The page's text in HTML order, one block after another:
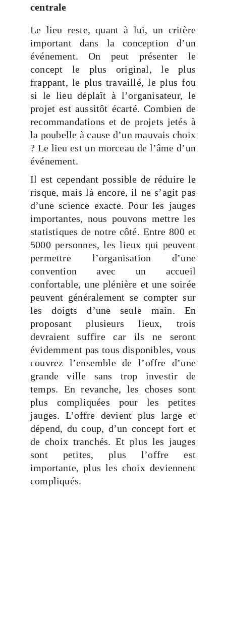
centrale
Le lieu reste, quant à lui, un critère
important dans la conception d’un
événement. On peut présenter le
concept le plus original, le plus
frappant, le plus travaillé, le plus fou
si le lieu déplaît à l’organisateur, le
projet est aussitôt écarté. Combien de
recommandations et de projets jetés à
la poubelle à cause d’un mauvais choix
? Le lieu est un morceau de l’âme d’un
événement.
Il est cependant possible de réduire le
risque, mais là encore, il ne s’agit pas
d’une science exacte. Pour les jauges
importantes, nous pouvons mettre les
statistiques de notre côté. Entre 800 et
5000 personnes, les lieux qui peuvent
permettre l’organisation d’une
convention avec un accueil
confortable, une plénière et une soirée
peuvent généralement se compter sur
les doigts d’une seule main. En
proposant plusieurs lieux, trois
devraient suffire car ils ne seront
évidemment pas tous disponibles, vous
couvrez l’ensemble de l’offre d’une
grande ville sans trop investir de
temps. En revanche, les choses sont
plus compliquées pour les petites
jauges. L’offre devient plus large et
dépend, du coup, d’un concept fort et
de choix tranchés. Et plus les jauges
sont petites, plus l’offre est
importante, plus les choix deviennent
compliqués.